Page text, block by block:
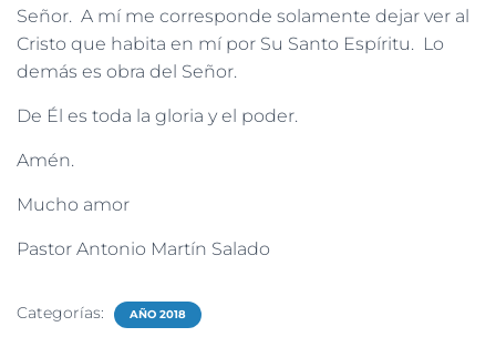
Señor. A mí me corresponde solamente dejar ver al
Cristo que habita en mí por Su Santo Espíritu. Lo
demás es obra del Señor.
De Él es toda la gloria y el poder.
Amén.
Mucho amor
Pastor Antonio Martín Salado
Categorías: AÑO 2018